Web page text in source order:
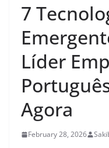
7
Líder
Agora
February 28, 2026